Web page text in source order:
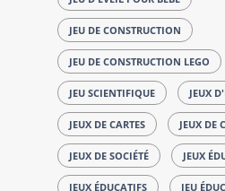
JEU DE CONSTRUCTION
JEU DE CONSTRUCTION LEGO
JEU SCIENTIFIQUE JEUX
JEUX DE CARTES JEUX DE
JEUX DE SOCIÉTÉ JEUX
JEUX ÉDUCATIFS JEU